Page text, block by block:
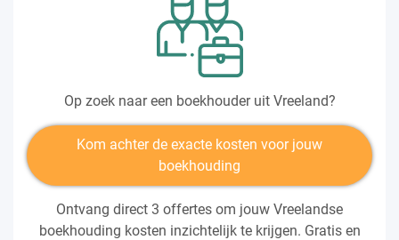
Op zoek naar een boekhouder uit Vreeland?
Kom achter de exacte kosten voor jouw
boekhouding
Ontvang direct 3 offertes om jouw Vreelandse
boekhouding kosten inzichtelijk te krijgen. Gratis en